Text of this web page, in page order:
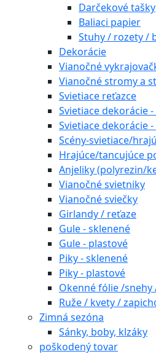
Darčekové tašky
Baliaci papier
Stuhy / rozety /
Dekorácie
Vianočné
Vianočné stromy a
Svietiace reťazce
Svietiace dekorácie -
Svietiace dekorácie -
Scény-svietiace/
Hrajúce/tancujúce
Anjeliky (polyrezin/
Vianočné svietniky
Vianočné sviečky
Girlandy / reťaze
Gule - sklenené
Gule - plastové
Piky - sklenené
Piky - plastové
Okenné fólie /snehy
Ruže / kvety /
Zimná sezóna
Sánky, boby, klzáky
poškodený tovar